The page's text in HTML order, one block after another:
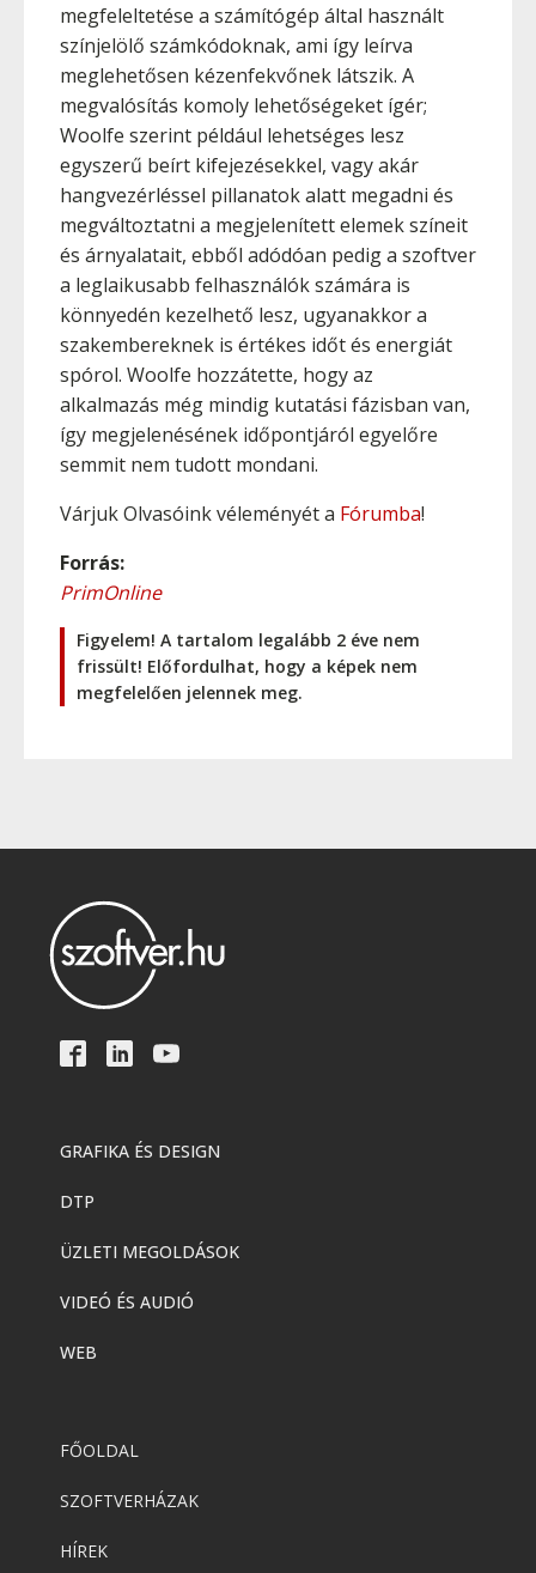
megfeleltetése a számítógép által használt
színjelölő számkódoknak, ami így leírva
meglehetősen kézenfekvőnek látszik. A
megvalósítás komoly lehetőségeket ígér;
Woolfe szerint például lehetséges lesz
egyszerű beírt kifejezésekkel, vagy akár
hangvezérléssel pillanatok alatt megadni és
megváltoztatni a megjelenített elemek színeit
és árnyalatait, ebből adódóan pedig a szoftver
a leglaikusabb felhasználók számára is
könnyedén kezelhető lesz, ugyanakkor a
szakembereknek is értékes időt és energiát
spórol. Woolfe hozzátette, hogy az
alkalmazás még mindig kutatási fázisban van,
így megjelenésének időpontjáról egyelőre
semmit nem tudott mondani.
Várjuk Olvasóink véleményét a Fórumba!
Forrás:
PrimOnline
Figyelem! A tartalom legalább 2 éve nem
frissült! Előfordulhat, hogy a képek nem
megfelelően jelennek meg.
GRAFIKA ÉS DESIGN
DTP
ÜZLETI MEGOLDÁSOK
VIDEÓ ÉS AUDIÓ
WEB
FŐOLDAL
SZOFTVERHÁZAK
HÍREK